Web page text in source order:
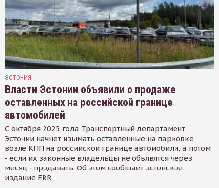
ЭСТОНИЯ
Власти Эстонии объявили о продаже
оставленных на российской границе
автомобилей
С октября 2025 года Транспортный департамент
Эстонии начнет изымать оставленные на парковке
возле КПП на российской границе автомобили, а потом
- если их законные владельцы не объявятся через
месяц - продавать. Об этом сообщает эстонское
издание ERR